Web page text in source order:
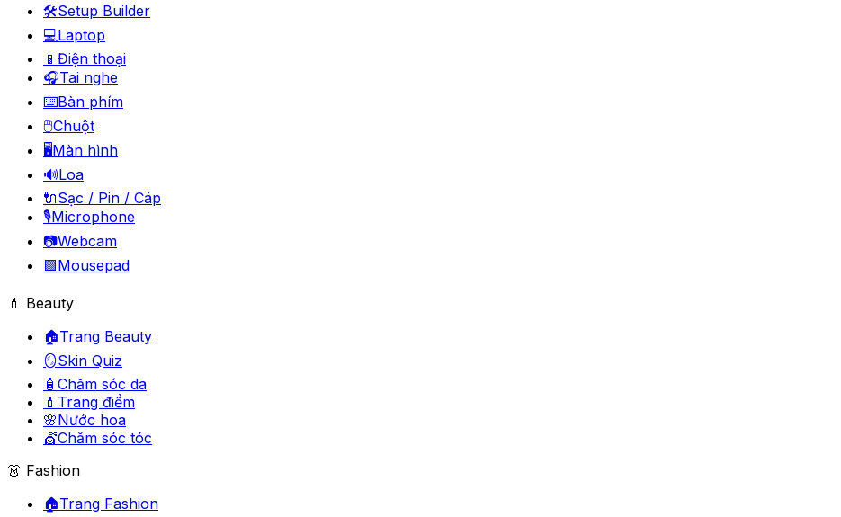
🛠️Setup Builder
💻Laptop
📱 Điện thoại
🎧Tai nghe
⌨️Bàn phím
🖱️Chuột
🖥️Màn hình
🔊Loa
🔌Sạc / Pin / Cáp
🎙️Microphone
📷Webcam
🟪Mousepad
💄 Beauty
🏠Trang Beauty
🪞Skin Quiz
🧴 Chăm sóc da
💄 Trang điểm
🌸Nước hoa
💇Chăm sóc tóc
👗 Fashion
🏠Trang Fashion